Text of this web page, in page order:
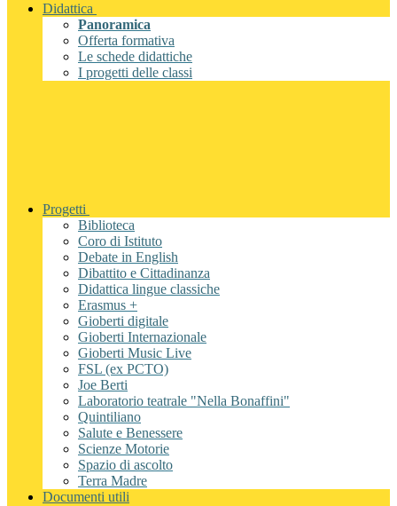
Didattica
Panoramica
Offerta formativa
Le schede didattiche
I progetti delle classi
Progetti
Biblioteca
Coro di Istituto
Debate in English
Dibattito e Cittadinanza
Didattica lingue classiche
Erasmus +
Gioberti digitale
Gioberti Internazionale
Gioberti Music Live
FSL (ex PCTO)
Joe Berti
Laboratorio teatrale "Nella Bonaffini"
Quintiliano
Salute e Benessere
Scienze Motorie
Spazio di ascolto
Terra Madre
Documenti utili